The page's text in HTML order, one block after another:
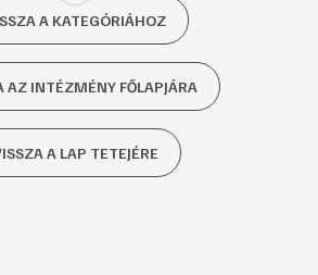
A KATEGÓRIÁHOZ
AZ INTÉZMÉNY FŐLAPJÁRA
A LAP TETEJÉRE